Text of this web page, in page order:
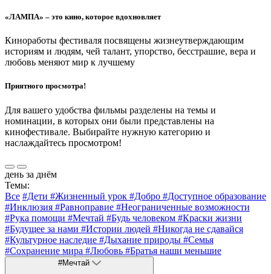
«ЛАМПА» – это кино, которое вдохновляет
Киноработы фестиваля посвящены жизнеутверждающим
историям и людям, чей талант, упорство, бесстрашие, вера и
любовь меняют мир к лучшему
Приятного просмотра!
Для вашего удобства фильмы разделены на темы и
номинации, в которых они были представлены на
кинофестивале. Выбирайте нужную категорию и
наслаждайтесь просмотром!
день за днём
Темы:
Все #Дети #Жизненный урок #Добро #Доступное образование
#Инклюзия #Равноправие #Неограниченные возможности
#Рука помощи #Мечтай #Будь человеком #Краски жизни
#Будущее за нами #Истории людей #Никогда не сдавайся
#Культурное наследие #Дыхание природы #Семья
#Сохранение мира #Любовь #Братья наши меньшие
#Мечтай